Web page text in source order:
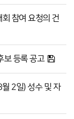
참여 요청의 건
등록 공고
2일) 성수 및 자